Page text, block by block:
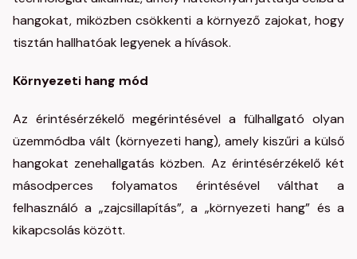
hangokat, miközben csökkenti a környező zajokat, hogy
tisztán hallhatóak legyenek a hívások.
Környezeti hang mód
Az érintésérzékelő megérintésével a fülhallgató olyan
üzemmódba vált (környezeti hang), amely kiszűri a külső
hangokat zenehallgatás közben. Az érintésérzékelő két
másodperces folyamatos érintésével válthat a
felhasználó a „zajcsillapítás”, a „környezeti hang” és a
kikapcsolás között.